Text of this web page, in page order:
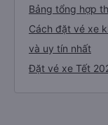
Bảng tổng hợp
Cách đặt vé xe
và uy tín nhất
Đặt vé xe Tết